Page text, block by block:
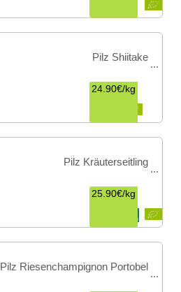
Pilz Shiitake
24.90€/kg
Pilz Kräuterseitling
25.90€/kg
Pilz Riesenchampignon Portobel